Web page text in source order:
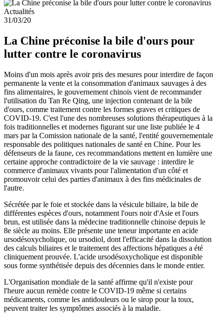
Actualités
31/03/20
La Chine préconise la bile d'ours pour
lutter contre le coronavirus
Moins d'un mois après avoir pris des mesures pour interdire de façon
permanente la vente et la consommation d'animaux sauvages à des
fins alimentaires, le gouvernement chinois vient de recommander
l'utilisation du Tan Re Qing, une injection contenant de la bile
d'ours, comme traitement contre les formes graves et critiques de
COVID-19. C'est l'une des nombreuses solutions thérapeutiques à la
fois traditionnelles et modernes figurant sur une liste publiée le 4
mars par la Comission nationale de la santé, l'entité gouvernementale
responsable des politiques nationales de santé en Chine. Pour les
défenseurs de la faune, ces recommandations mettent en lumière une
certaine approche contradictoire de la vie sauvage : interdire le
commerce d'animaux vivants pour l'alimentation d'un côté et
promouvoir celui des parties d'animaux à des fins médicinales de
l'autre.
Sécrétée par le foie et stockée dans la vésicule biliaire, la bile de
différentes espèces d'ours, notamment l'ours noir d'Asie et l'ours
brun, est utilisée dans la médecine traditionnelle chinoise depuis le
8e siècle au moins. Elle présente une teneur importante en acide
ursodésoxycholique, ou ursodiol, dont l'efficacité dans la dissolution
des calculs biliaires et le traitement des affections hépatiques a été
cliniquement prouvée. L'acide ursodésoxycholique est disponible
sous forme synthétisée depuis des décennies dans le monde entier.
L'Organisation mondiale de la santé affirme qu'il n'existe pour
l'heure aucun remède contre le COVID-19 même si certains
médicaments, comme les antidouleurs ou le sirop pour la toux,
peuvent traiter les symptômes associés à la maladie.